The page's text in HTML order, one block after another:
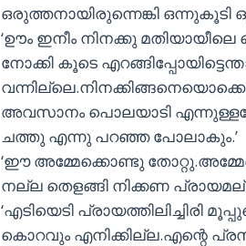
ഒരുത്തനായിരുന്നെങ്കി ഒന്നുകൂടി
‘ഊം ഇനീം നിനക്കു
നോക്കി കൂടെ
അവസാനം പൊലയാടി
ചത്തു എന്നു പറഞ്ഞ പോലാകും.’
‘ഈ അമ്മേക്കൊണ്ടു
നല്ല തെളങ്ങി നിക്കണ
‘എടിയെടി പ്രായത്തിലിച്ചിരി
കൊറവും എനിക്കില്ല.എന്റെ